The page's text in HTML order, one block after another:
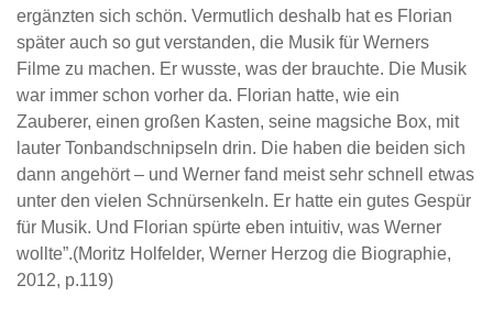
ergänzten sich schön. Vermutlich deshalb hat es Florian
später auch so gut verstanden, die Musik für Werners
Filme zu machen. Er wusste, was der brauchte. Die Musik
war immer schon vorher da. Florian hatte, wie ein
Zauberer, einen großen Kasten, seine magsiche Box, mit
lauter Tonbandschnipseln drin. Die haben die beiden sich
dann angehört – und Werner fand meist sehr schnell etwas
unter den vielen Schnürsenkeln. Er hatte ein gutes Gespür
für Musik. Und Florian spürte eben intuitiv, was Werner
wollte”.(Moritz Holfelder, Werner Herzog die Biographie,
2012, p.119)